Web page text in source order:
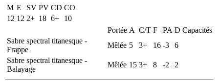
M E SV PV CD CO
12 12 2+ 18 6+
10
Portée A C/T F PA D Capacités
Sabre spectral titanesque -
Frappe
Mêlée 5 3+ 16 -3
6
Sabre spectral titanesque -
Balayage
Mêlée 15 3+ 8 -2 2